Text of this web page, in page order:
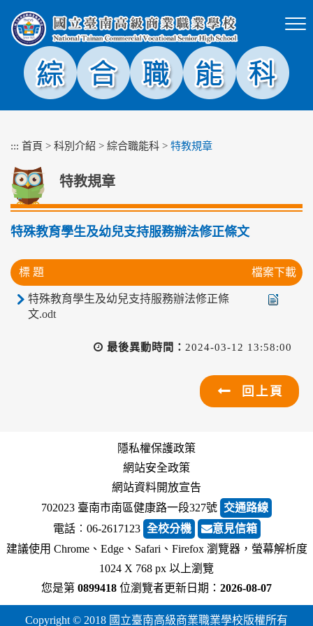
塊
::: 首頁 > 科別介紹 > 綜合職能科 > 特教規章
特教規章
特殊教育學生及幼兒支持服務辦法修正條文
標 題 檔案下載
特殊教育學生及幼兒支持服務辦法修正條
文.odt
最後異動時間： 2024-03-12 13:58:00
回上頁
隱私權保護政策
網站安全政策
網站資料開放宣告
702023 臺南市南區健康路一段327號 交通路線
電話︰06-2617123 全校分機
意見信箱
建議使用 Chrome、Edge、Safari、Firefox 瀏覽器，螢幕解析度
1024 X 768 px 以上瀏覽
您是第 0899418 位瀏覽者更新日期： 2026-08-07
Copyright © 2018 國立臺南高級商業職業學校版權所有